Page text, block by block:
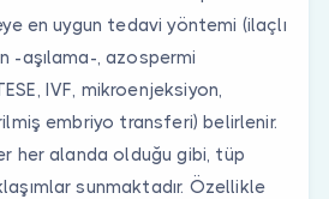
en uygun tedavi yöntemi (ilaçlı
-aşılama-, azospermi
IVF, mikroenjeksiyon,
embriyo transferi) belirlenir.
her alanda olduğu gibi, tüp
sunmaktadır. Özellikle